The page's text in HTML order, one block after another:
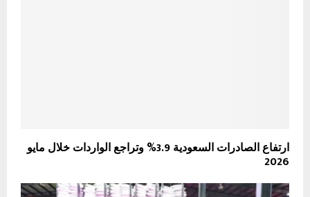
ارتفاع الصادرات السعودية 3.9% وتراجع الواردات خلال مايو
2026